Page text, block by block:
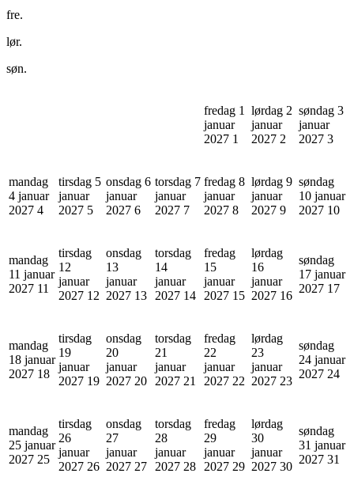
fre.
lør.
søn.
fredag 1
januar
2027 1
lørdag 2
januar
2027 2
søndag 3
januar
2027 3
mandag
4 januar
2027 4
tirsdag 5
januar
2027 5
onsdag 6
januar
2027 6
torsdag 7
januar
2027 7
fredag 8
januar
2027 8
lørdag 9
januar
2027 9
søndag
10 januar
2027 10
mandag
11 januar
2027 11
tirsdag
12
januar
2027 12
onsdag
13
januar
2027 13
torsdag
14
januar
2027 14
fredag
15
januar
2027 15
lørdag
16
januar
2027 16
søndag
17 januar
2027 17
mandag
18 januar
2027 18
tirsdag
19
januar
2027 19
onsdag
20
januar
2027 20
torsdag
21
januar
2027 21
fredag
22
januar
2027 22
lørdag
23
januar
2027 23
søndag
24 januar
2027 24
mandag
25 januar
2027 25
tirsdag
26
januar
2027 26
onsdag
27
januar
2027 27
torsdag
28
januar
2027 28
fredag
29
januar
2027 29
lørdag
30
januar
2027 30
søndag
31 januar
2027 31